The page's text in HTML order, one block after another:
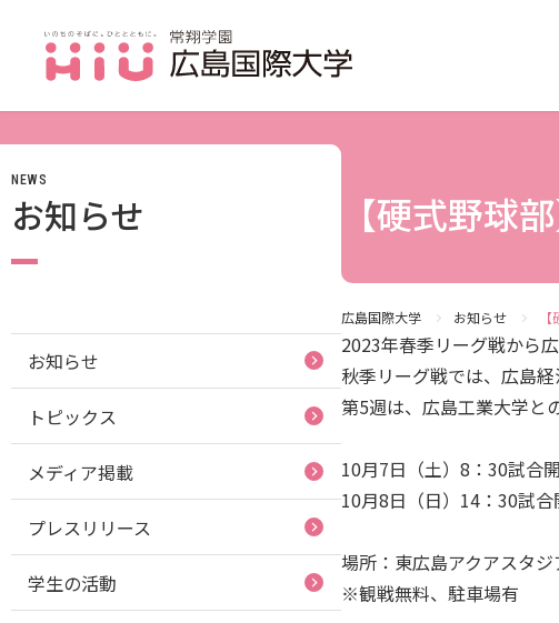
受験生の方
卒業生の方
保護者の方
採用担当の方
大学
学部
大学
就職
広島国際大学 お知らせ
【硬式野球
2023年春季リーグ戦から
秋季リーグ戦では、広島
第5週は、広島工業大学と
10月7日（土）8：30試合
10月8日（日）14：30試合
場所：東広島アクアスタジ
※観戦無料、駐車場有
NEWS
お知らせ
お知らせ
トピックス
メディア掲載
プレスリリース
学生の活動